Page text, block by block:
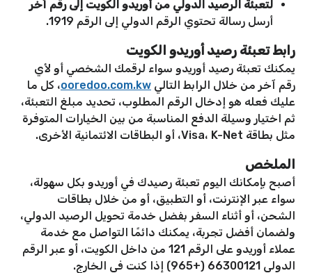
لتعبئة الرصيد الدولي من أوريدو الكويت إلى رقم آخر
أرسل رسالة تحتوي الرقم الدولي إلى الرقم 1919.
رابط تعبئة رصيد أوريدو الكويت
يمكنك تعبئة رصيد أوريدو سواء لرقمك الشخصي أو لأي
رقم آخر من خلال الرابط التالي ooredoo.com.kw، كل ما
عليك فعله هو إدخال الرقم المطلوب، تحديد مبلغ التعبئة،
ثم اختيار وسيلة الدفع المناسبة من بين الخيارات المتوفرة
مثل بطاقة Visa، K-Net، أو البطاقات الائتمانية الأخرى.
الملخص
أصبح بإمكانك اليوم تعبئة رصيدك في أوريدو بكل سهولة،
سواء عبر الإنترنت، أو التطبيق، أو من خلال بطاقات
الشحن، أو أثناء السفر بفضل خدمة تحويل الرصيد الدولي،
ولضمان أفضل تجربة، يمكنك دائمًا التواصل مع خدمة
عملاء أوريدو على الرقم 121 من داخل الكويت، أو عبر الرقم
الدولي 66300121 (+965) إذا كنت في الخارج.